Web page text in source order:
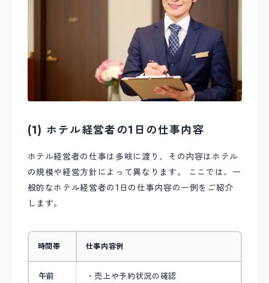
(1) ホテル経営者の1日の仕事内容
ホテル経営者の仕事は多岐に渡り、その内容はホテル
の規模や経営方針によって異なります。 ここでは、一
般的なホテル経営者の1日の仕事内容の一例をご紹介
します。
時間帯 仕事内容例
午前 ・売上や予約状況の確認